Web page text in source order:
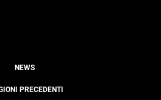
NEWS
PRECEDENTI